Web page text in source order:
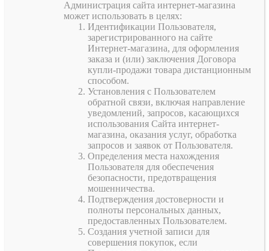
Администрация сайта интернет-магазина
может использовать в целях:
Идентификации Пользователя,
зарегистрированного на сайте
Интернет-магазина, для оформления
заказа и (или) заключения Договора
купли-продажи товара дистанционным
способом.
Установления с Пользователем
обратной связи, включая направление
уведомлений, запросов, касающихся
использования Сайта интернет-
магазина, оказания услуг, обработка
запросов и заявок от Пользователя.
Определения места нахождения
Пользователя для обеспечения
безопасности, предотвращения
мошенничества.
Подтверждения достоверности и
полноты персональных данных,
предоставленных Пользователем.
Создания учетной записи для
совершения покупок, если